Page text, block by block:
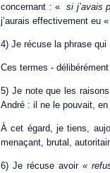
concernant : «si j’avais
j’aurais effectivement eu «
4) Je récuse la phrase qui
Ces termes -
5) Je note que les
André : il ne le pouvait,
À cet égard, je tiens,
menaçant, brutal,
6) Je récuse avoir «